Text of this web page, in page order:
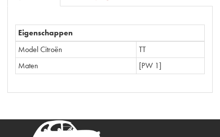
Eigenschappen
Model Citroën
TT
Maten
[PW 1]